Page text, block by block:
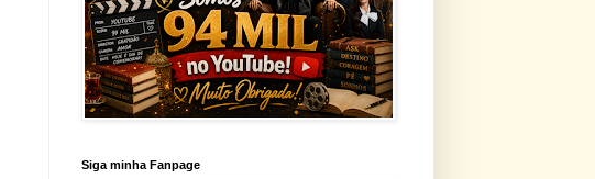
Siga minha Fanpage